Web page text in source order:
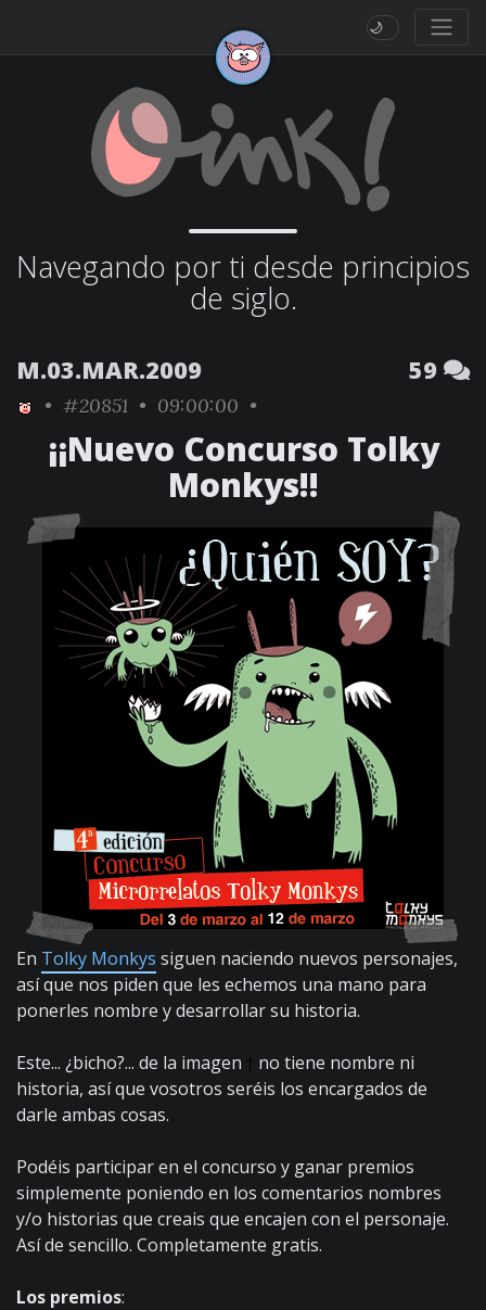
🌙
Navegando por ti desde principios
de siglo.
M.03.MAR.2009 59
• #20851 • 09:00:00 •
¡¡Nuevo Concurso Tolky
Monkys!!
En Tolky Monkys siguen naciendo nuevos personajes,
así que nos piden que les echemos una mano para
ponerles nombre y desarrollar su historia.
Este... ¿bicho?... de la imagen
no tiene nombre ni
historia, así que vosotros seréis los encargados de
darle ambas cosas.
Podéis participar en el concurso y ganar premios
simplemente poniendo en los comentarios nombres
y/o historias que creais que encajen con el personaje.
Así de sencillo. Completamente gratis.
Los premios: